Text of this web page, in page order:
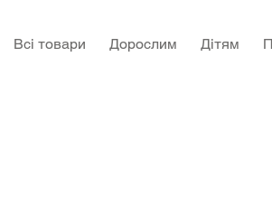
Всі товари Дорослим Дітям